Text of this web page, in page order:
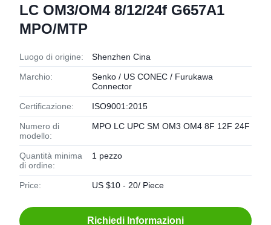
LC OM3/OM4 8/12/24f G657A1
MPO/MTP
Luogo di origine: Shenzhen Cina
Marchio:
Senko / US CONEC / Furukawa
Connector
Certificazione: ISO9001:2015
Numero di
modello:
MPO LC UPC SM OM3 OM4 8F 12F 24F
Quantità minima
di ordine:
1 pezzo
Price: US $10 - 20/ Piece
Richiedi Informazioni